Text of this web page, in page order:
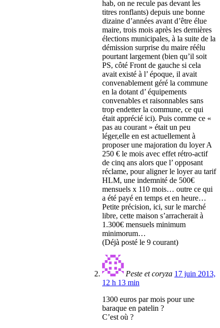
hab, on ne recule pas devant les
titres ronflants) depuis une bonne
dizaine d’années avant d’être élue
maire, trois mois après les dernières
élections municipales, à la suite de la
démission surprise du maire réélu
pourtant largement (bien qu’il soit
PS, côté Front de gauche si cela
avait existé à l’ époque, il avait
convenablement géré la commune
en la dotant d’ équipements
convenables et raisonnables sans
trop endetter la commune, ce qui
était apprécié ici). Puis comme ce «
pas au courant » était un peu
léger,elle en est actuellement à
proposer une majoration du loyer A
250 € le mois avec effet rétro-actif
de cinq ans alors que l’ opposant
réclame, pour aligner le loyer au tarif
HLM, une indemnité de 500€
mensuels x 110 mois… outre ce qui
a été payé en temps et en heure…
Petite précision, ici, sur le marché
libre, cette maison s’arracherait à
1.300€ mensuels minimum
minimorum…
(Déjà posté le 9 courant)
Peste et coryza 17 juin 2013,
12 h 13 min
1300 euros par mois pour une
baraque en patelin ?
C’est où ?